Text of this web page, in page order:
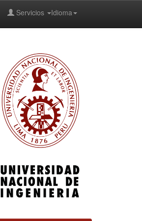
Idioma
Servicios